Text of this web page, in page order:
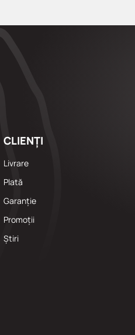
CLIENȚI
Livrare
Plată
Garanție
Promoții
Știri